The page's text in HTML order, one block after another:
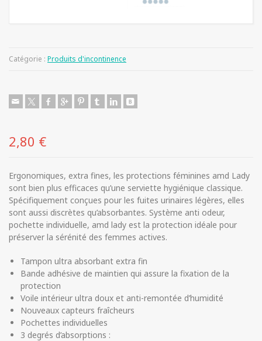
Catégorie : Produits d'incontinence
2,80 €
Ergonomiques, extra fines, les protections féminines amd Lady
sont bien plus efficaces qu’une serviette hygiénique classique.
Spécifiquement conçues pour les fuites urinaires légères, elles
sont aussi discrètes qu’absorbantes. Système anti odeur,
pochette individuelle, amd lady est la protection idéale pour
préserver la sérénité des femmes actives.
Tampon ultra absorbant extra fin
Bande adhésive de maintien qui assure la fixation de la
protection
Voile intérieur ultra doux et anti-remontée d’humidité
Nouveaux capteurs fraîcheurs
Pochettes individuelles
3 degrés d’absorptions :